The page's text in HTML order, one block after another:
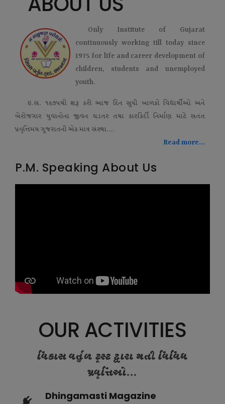
Only Institute of Gujarat
continuously working till today since
1975 for life and career development of
children, students and unemployed
youth.
ઇ.સ. ૧૯૭૫થી શરૂ કરી આજ દિન સુધી બાળકો વિદ્યાર્થીઓ અને
બેરોજગાર યુવાનોના જીવન ઘડતર તથા કારકિર્દી નિર્માણ માટે સતત
પ્રવૃત્તિમય ગુજરાતની એક માત્ર સંસ્થા....
Read more...
P.M. Speaking About Us
OUR ACTIVITIES
વિકાસ વર્તુળ ટ્રસ્ટ દ્વારા થતી વિવિધ
પ્રવૃત્તિઓ...
Dhingamasti Magazine